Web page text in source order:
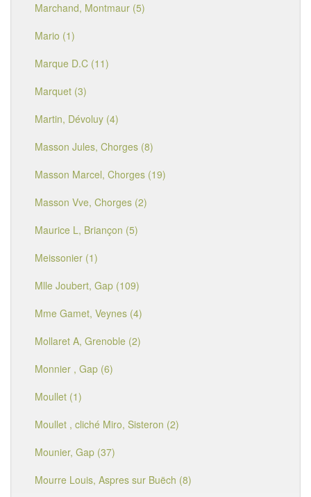
Marchand, Montmaur (5)
Mario (1)
Marque D.C (11)
Marquet (3)
Martin, Dévoluy (4)
Masson Jules, Chorges (8)
Masson Marcel, Chorges (19)
Masson Vve, Chorges (2)
Maurice L, Briançon (5)
Meissonier (1)
Mlle Joubert, Gap (109)
Mme Gamet, Veynes (4)
Mollaret A, Grenoble (2)
Monnier , Gap (6)
Moullet (1)
Moullet , cliché Miro, Sisteron (2)
Mounier, Gap (37)
Mourre Louis, Aspres sur Buëch (8)